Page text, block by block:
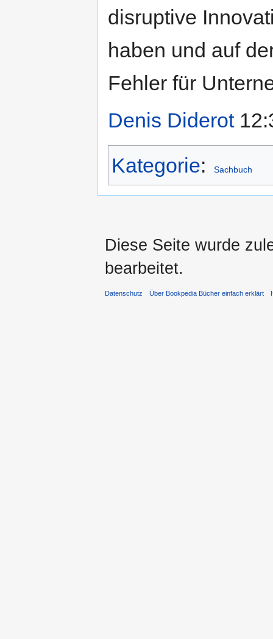
disruptive
haben und auf
Fehler für
Denis Diderot
Kategorie: Sachbuch
Diese Seite wurde
bearbeitet.
Datenschutz Über Bookpedia Bücher einfach erklärt